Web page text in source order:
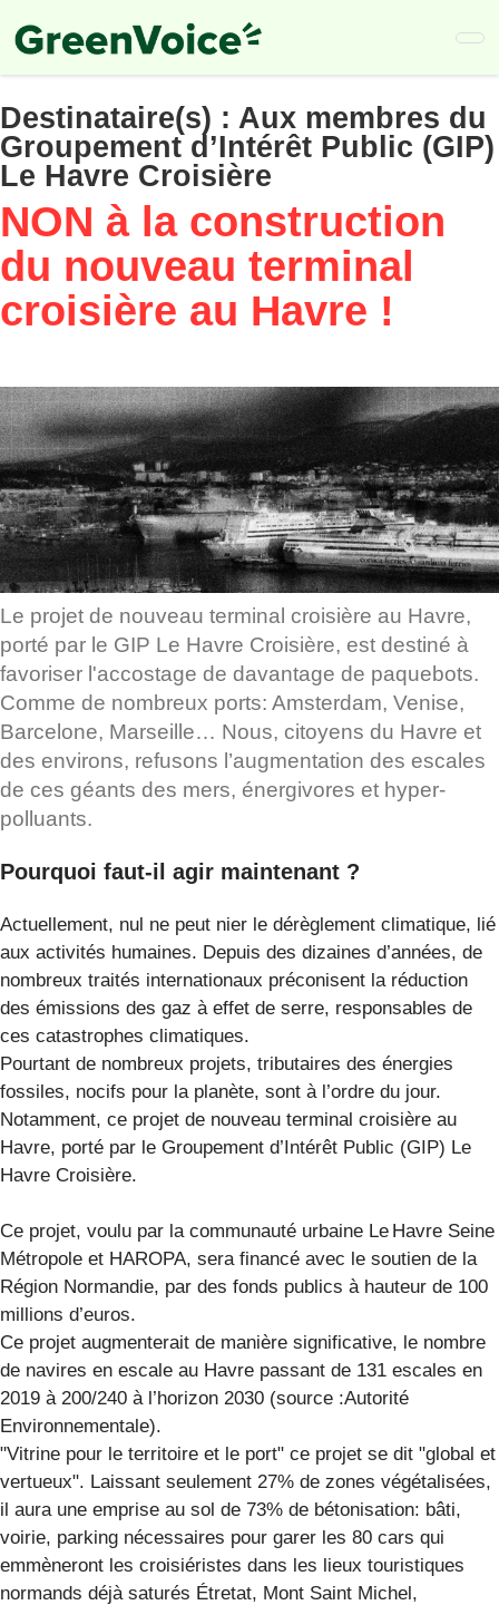
to
main
Destinataire(s) : Aux membres du
Groupement d’Intérêt Public (GIP)
Le Havre Croisière
NON à la construction
du nouveau terminal
croisière au Havre !
Le projet de nouveau terminal croisière au Havre,
porté par le GIP Le Havre Croisière, est destiné à
favoriser l'accostage de davantage de paquebots.
Comme de nombreux ports: Amsterdam, Venise,
Barcelone, Marseille… Nous, citoyens du Havre et
des environs, refusons l’augmentation des escales
de ces géants des mers, énergivores et hyper-
polluants.
Pourquoi faut-il agir maintenant ?
Actuellement, nul ne peut nier le dérèglement climatique, lié
aux activités humaines. Depuis des dizaines d’années, de
nombreux traités internationaux préconisent la réduction
des émissions des gaz à effet de serre, responsables de
ces catastrophes climatiques.
Pourtant de nombreux projets, tributaires des énergies
fossiles, nocifs pour la planète, sont à l’ordre du jour.
Notamment, ce projet de nouveau terminal croisière au
Havre, porté par le Groupement d’Intérêt Public (GIP) Le
Havre Croisière.
Ce projet, voulu par la communauté urbaine Le Havre Seine
Métropole et HAROPA, sera financé avec le soutien de la
Région Normandie, par des fonds publics à hauteur de 100
millions d’euros.
Ce projet augmenterait de manière significative, le nombre
de navires en escale au Havre passant de 131 escales en
2019 à 200/240 à l’horizon 2030 (source :Autorité
Environnementale).
"Vitrine pour le territoire et le port" ce projet se dit "global et
vertueux". Laissant seulement 27% de zones végétalisées,
il aura une emprise au sol de 73% de bétonisation: bâti,
voirie, parking nécessaires pour garer les 80 cars qui
emmèneront les croisiéristes dans les lieux touristiques
normands déjà saturés Étretat, Mont Saint Michel,